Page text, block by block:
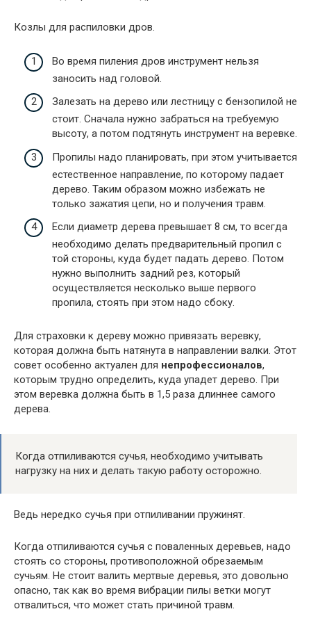
Козлы для распиловки дров.
Во время пиления дров инструмент нельзя
заносить над головой.
Залезать на дерево или лестницу с бензопилой не
стоит. Сначала нужно забраться на требуемую
высоту, а потом подтянуть инструмент на веревке.
Пропилы надо планировать, при этом учитывается
естественное направление, по которому падает
дерево. Таким образом можно избежать не
только зажатия цепи, но и получения травм.
Если диаметр дерева превышает 8 см, то всегда
необходимо делать предварительный пропил с
той стороны, куда будет падать дерево. Потом
нужно выполнить задний рез, который
осуществляется несколько выше первого
пропила, стоять при этом надо сбоку.
Для страховки к дереву можно привязать веревку,
которая должна быть натянута в направлении валки. Этот
совет особенно актуален для непрофессионалов,
которым трудно определить, куда упадет дерево. При
этом веревка должна быть в 1,5 раза длиннее самого
дерева.
Когда отпиливаются сучья, необходимо учитывать
нагрузку на них и делать такую работу осторожно.
Ведь нередко сучья при отпиливании пружинят.
Когда отпиливаются сучья с поваленных деревьев, надо
стоять со стороны, противоположной обрезаемым
сучьям. Не стоит валить мертвые деревья, это довольно
опасно, так как во время вибрации пилы ветки могут
отвалиться, что может стать причиной травм.